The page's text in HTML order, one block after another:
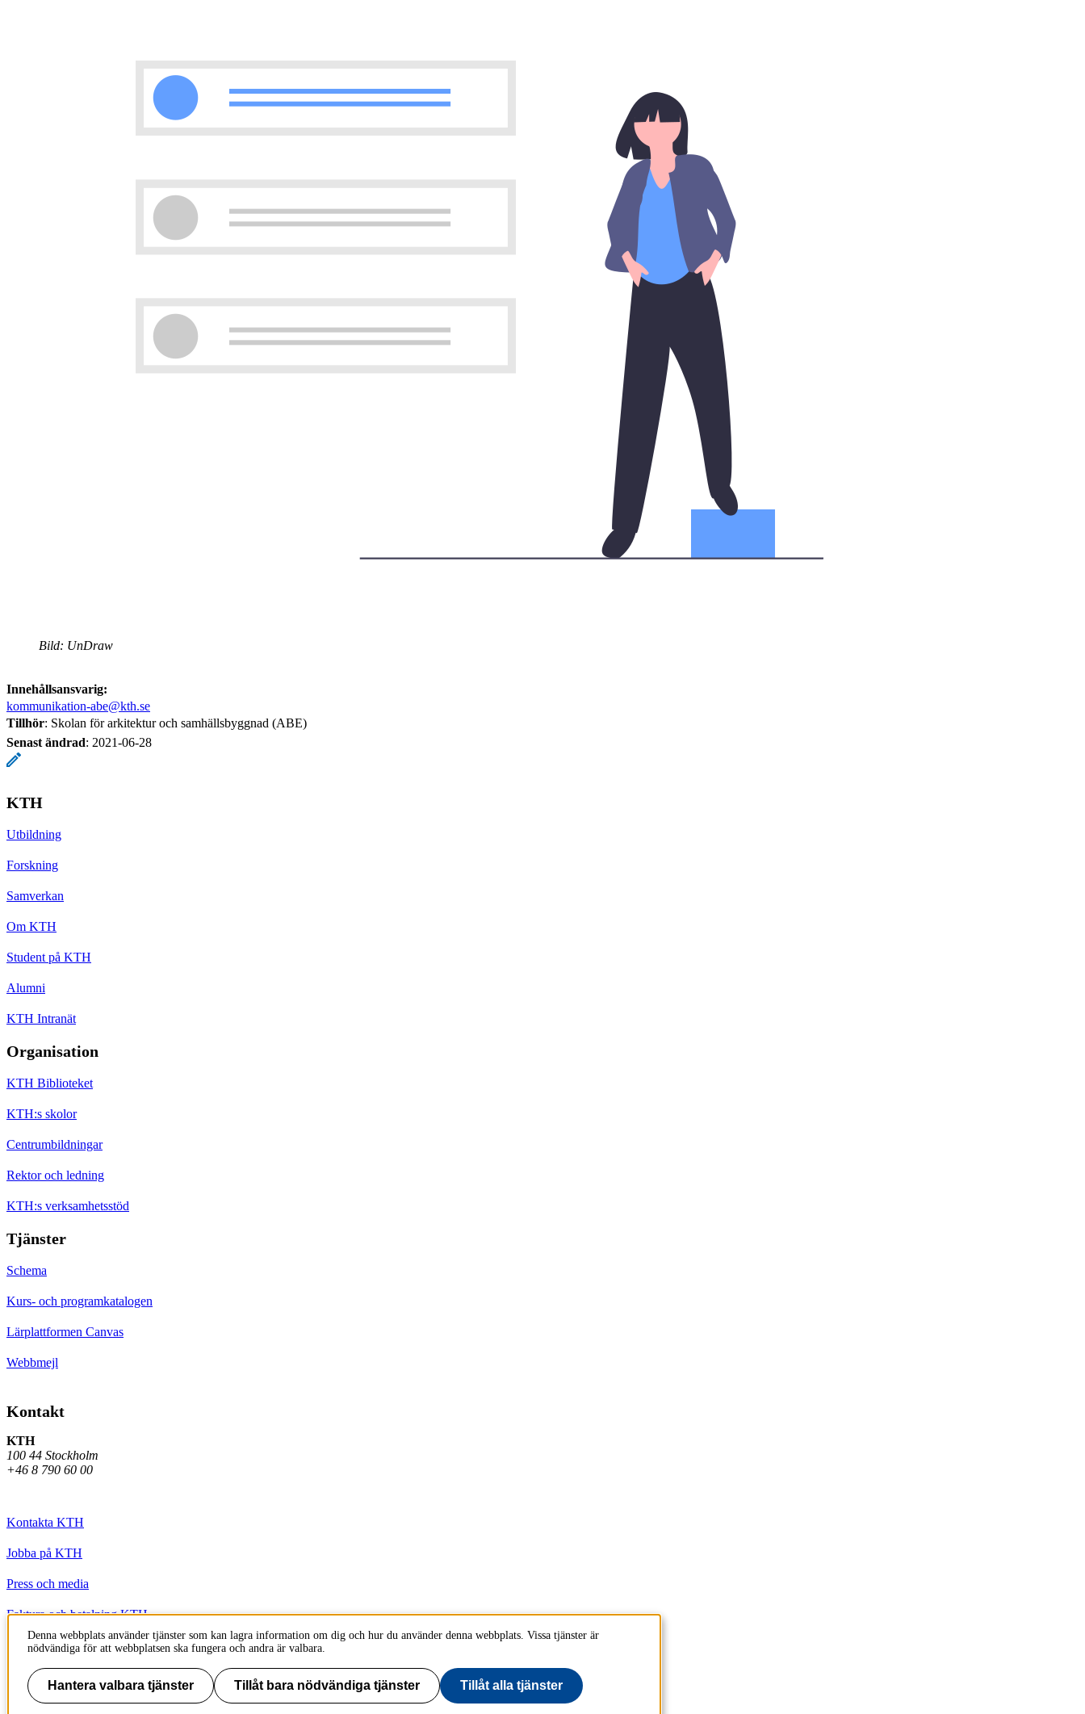
Bild: UnDraw
Innehållsansvarig:
kommunikation-abe@kth.se
Tillhör: Skolan för arkitektur och samhällsbyggnad (ABE)
Senast ändrad: 2021-06-28
KTH
Utbildning
Forskning
Samverkan
Om KTH
Student på KTH
Alumni
KTH Intranät
Organisation
KTH Biblioteket
KTH:s skolor
Centrumbildningar
Rektor och ledning
KTH:s verksamhetsstöd
Tjänster
Schema
Kurs- och programkatalogen
Lärplattformen Canvas
Webbmejl
Kontakt
KTH
100 44 Stockholm
+46 8 790 60 00
Kontakta KTH
Jobba på KTH
Press och media
Faktura och betalning KTH
Om KTH:s webbplatser
Tillgänglighetsredogörelse
Denna webbplats använder tjänster som kan lagra information om dig och hur du använder denna webbplats. Vissa tjänster är
nödvändiga för att webbplatsen ska fungera och andra är valbara.
Hantera valbara tjänster Tillåt bara nödvändiga tjänster Tillåt alla tjänster